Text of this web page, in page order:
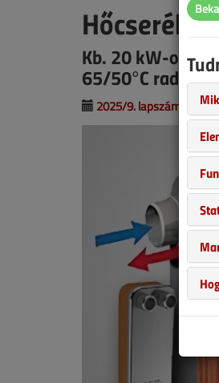
Kb. 20 kW-os,
65/50°C
2025/9. lapszám